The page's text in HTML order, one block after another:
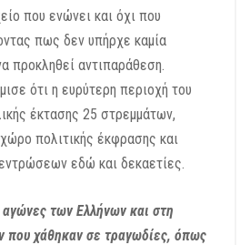
που ενώνει και όχι που
πως δεν υπήρχε καμία
προκληθεί αντιπαράθεση.
ότι η ευρύτερη περιοχή του
έκτασης 25 στρεμμάτων,
πολιτικής έκφρασης και
εδώ και δεκαετίες.
των Ελλήνων και στη
που χάθηκαν σε τραγωδίες, όπως